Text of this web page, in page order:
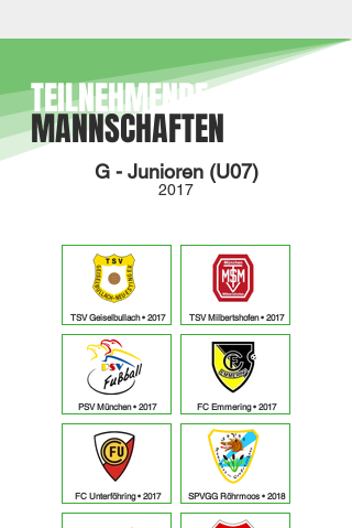
TEILNEHMENDE
MANNSCHAFTEN
G - Junioren (U07)
2017
TSV Geiselbullach • 2017
PSV München • 2017
FC Unterföhring • 2017
TSV Milbertshofen • 2017
FC Emmering • 2017
SPVGG Röhrmoos • 2018